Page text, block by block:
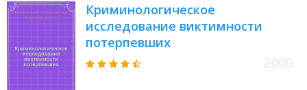
Криминологическое
исследование виктимности
потерпевших